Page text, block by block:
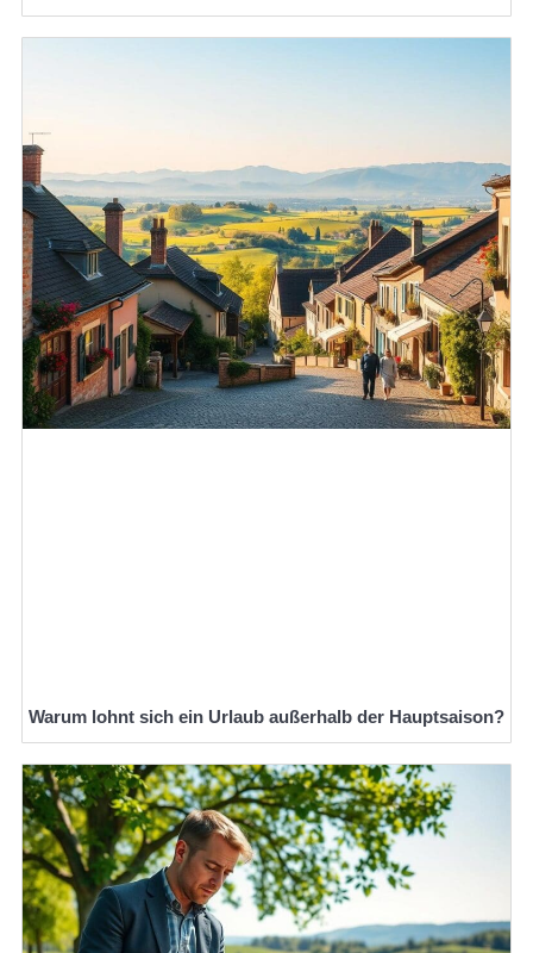
Warum lohnt sich ein Urlaub außerhalb der Hauptsaison?